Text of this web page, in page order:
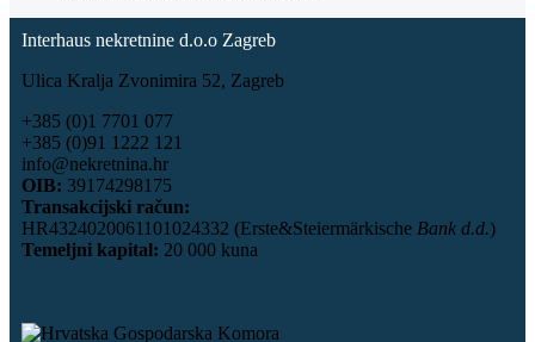
Interhaus nekretnine d.o.o Zagreb
Ulica Kralja Zvonimira 52, Zagreb
+385 (0)1 7701 077
+385 (0)91 1222 121
info@nekretnina.hr
OIB: 39174298175
Transakcijski račun:
HR4324020061101024332 (Erste&Steiermärkische Bank d.d.)
Temeljni kapital: 20 000 kuna